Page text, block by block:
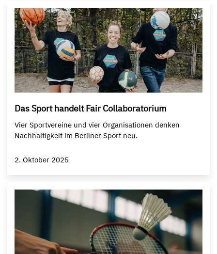
Das Sport handelt Fair Collaboratorium
Vier Sportvereine und vier Organisationen denken
Nachhaltigkeit im Berliner Sport neu.
2. Oktober 2025